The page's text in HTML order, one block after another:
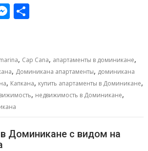
M
e
n
g
er
р
а
в
и
т
ь
, Cap Cana, апартаменты в доминикане,
, Доминикана апартаменты, доминикана
, Капкана, купить апартаменты в Доминикане,
, недвижимость в Доминикане,
Доминикане с видом на